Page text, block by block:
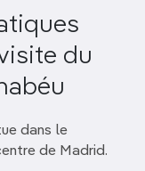
du
dans le
de Madrid.